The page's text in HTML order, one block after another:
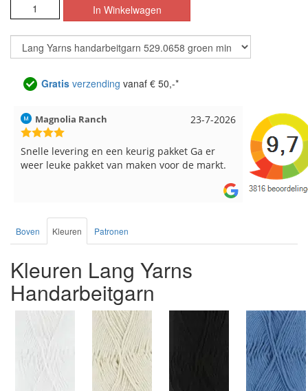
Gratis verzending vanaf € 50,-*
23-7-2026
Magnolia Ranch
Snelle levering en een keurig pakket Ga er
weer leuke pakket van maken voor de markt.
Hilde uit
Reeds
de service.
Boven Kleuren Patronen
Kleuren Lang Yarns
Handarbeitgarn